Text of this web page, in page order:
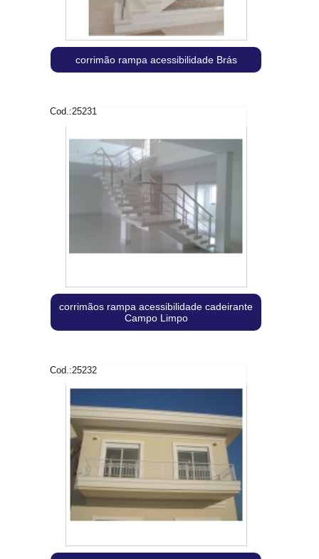
corrimão rampa acessibilidade Brás
Cod.:25231
corrimãos rampa acessibilidade cadeirante
Campo Limpo
Cod.:25232